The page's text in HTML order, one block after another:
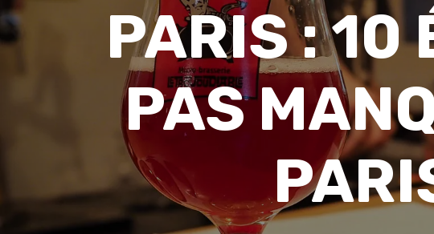
PARIS : 10
PAS